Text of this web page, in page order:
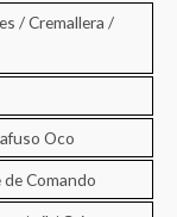
/ Cremallera /
Oco
de Comando